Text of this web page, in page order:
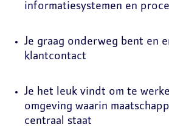
informatiesystemen en
Je graag onderweg bent en
klantcontact
Je het leuk vindt om te
omgeving waarin
centraal staat